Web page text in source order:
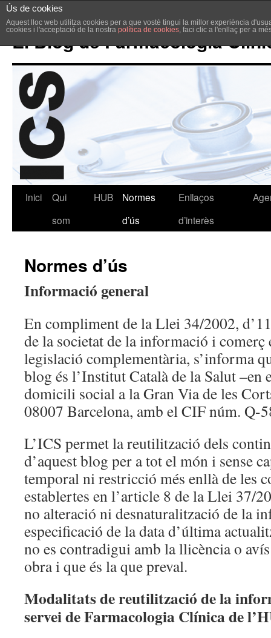
Ús de cookies
Aquest lloc web utilitza cookies per a que vostè tingui la millor experiència
cookies i l'acceptació de la nostra política de cookies, faci clic a l'enllaç per a
El Blog de Farmacologia
Inici
Qui
som
HUB
Normes
d’ús
Enllaços
d’interès
Normes d’ús
Informació general
En compliment de la Llei 34/2002,
de la societat de la informació i
legislació complementària, s’informa
blog és l’Institut Català de la Salut –en
domicili social a la Gran Via de les
08007 Barcelona, amb el CIF núm. Q-
L’ICS permet la reutilització dels
d’aquest blog per a tot el món i sense
temporal ni restricció més enllà de les
establertes en l’article 8 de la Llei 37/
no alteració ni desnaturalització de la
especificació de la data d’última
no es contradigui amb la llicència o
obra i que és la que preval.
Modalitats de reutilització de la
servei de Farmacologia Clínica de